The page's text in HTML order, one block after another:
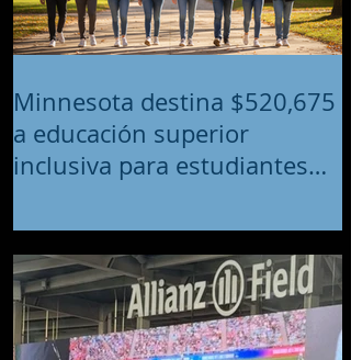
Minnesota destina $520,675
a educación superior
inclusiva para estudiantes
intelectuales y del desarrollo